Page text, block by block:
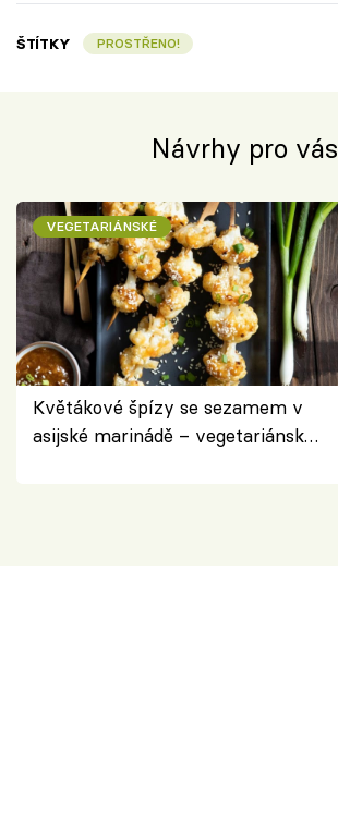
ŠTÍTKY PROSTŘENO!
Návrhy pro vás
VEGETARIÁNSKÉ
Květákové špízy se sezamem v
asijské marinádě – vegetariánská